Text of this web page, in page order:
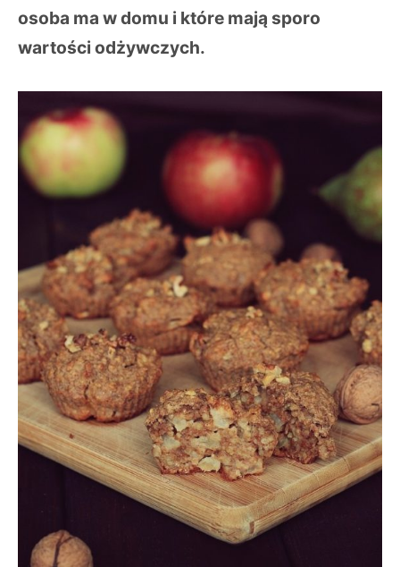
osoba ma w domu i które mają sporo
wartości odżywczych.